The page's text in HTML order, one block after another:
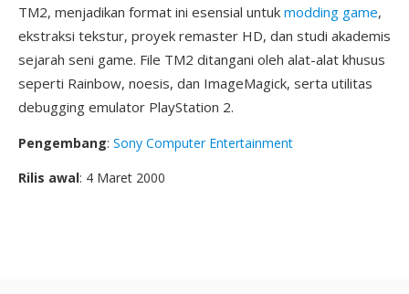
TM2, menjadikan format ini esensial untuk modding game,
ekstraksi tekstur, proyek remaster HD, dan studi akademis
sejarah seni game. File TM2 ditangani oleh alat-alat khusus
seperti Rainbow, noesis, dan ImageMagick, serta utilitas
debugging emulator PlayStation 2.
Pengembang: Sony Computer Entertainment
Rilis awal: 4 Maret 2000